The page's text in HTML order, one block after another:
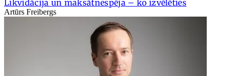
Likvidācija un maksātnespēja – ko izvēlēties
Artūrs Freibergs